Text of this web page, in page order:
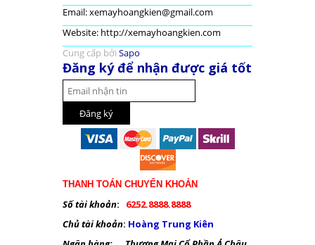
Email: xemayhoangkien@gmail.com
Website: http://xemayhoangkien.com
Cung cấp bởi Sapo
Đăng ký để nhận được giá tốt
THANH TOÁN CHUYỂN KHOẢN
Số tài khoản:
6252.8888.8888
Chủ tài khoản: Hoàng Trung Kiên